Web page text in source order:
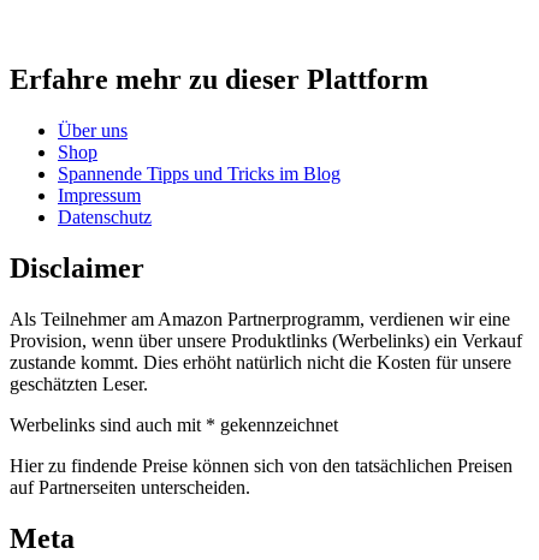
Erfahre mehr zu dieser Plattform
Über uns
Shop
Spannende Tipps und Tricks im Blog
Impressum
Datenschutz
Disclaimer
Als Teilnehmer am Amazon Partnerprogramm, verdienen wir eine
Provision, wenn über unsere Produktlinks (Werbelinks) ein Verkauf
zustande kommt. Dies erhöht natürlich nicht die Kosten für unsere
geschätzten Leser.
Werbelinks sind auch mit * gekennzeichnet
Hier zu findende Preise können sich von den tatsächlichen Preisen
auf Partnerseiten unterscheiden.
Meta